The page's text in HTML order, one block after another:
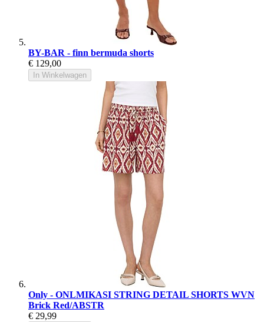
BY-BAR - finn bermuda shorts
€ 129,00
In Winkelwagen
Only - ONLMIKASI STRING DETAIL SHORTS WVN
Brick Red/ABSTR
€ 29,99